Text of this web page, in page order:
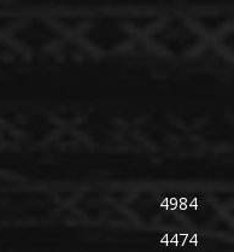
4984
4474